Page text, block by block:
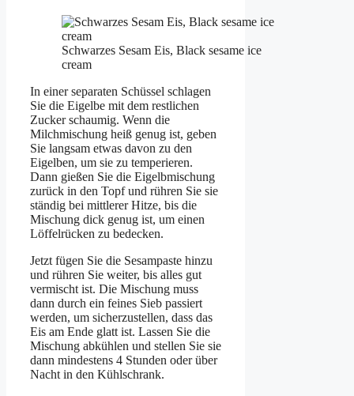
Schwarzes Sesam Eis, Black sesame ice
cream
In einer separaten Schüssel schlagen
Sie die Eigelbe mit dem restlichen
Zucker schaumig. Wenn die
Milchmischung heiß genug ist, geben
Sie langsam etwas davon zu den
Eigelben, um sie zu temperieren.
Dann gießen Sie die Eigelbmischung
zurück in den Topf und rühren Sie sie
ständig bei mittlerer Hitze, bis die
Mischung dick genug ist, um einen
Löffelrücken zu bedecken.
Jetzt fügen Sie die Sesampaste hinzu
und rühren Sie weiter, bis alles gut
vermischt ist. Die Mischung muss
dann durch ein feines Sieb passiert
werden, um sicherzustellen, dass das
Eis am Ende glatt ist. Lassen Sie die
Mischung abkühlen und stellen Sie sie
dann mindestens 4 Stunden oder über
Nacht in den Kühlschrank.